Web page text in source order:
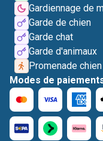
Gardiennage de
Garde de chien
Garde chat
Garde d'animaux
Promenade chien
Modes de